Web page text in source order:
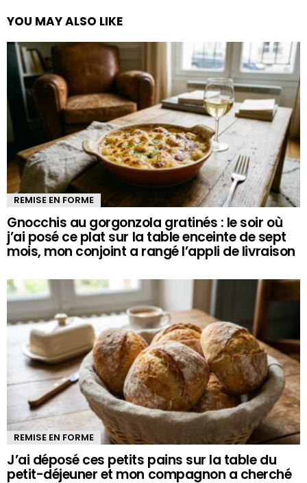
YOU MAY ALSO LIKE
REMISE EN FORME
Gnocchis au gorgonzola gratinés : le soir où
j’ai posé ce plat sur la table enceinte de sept
mois, mon conjoint a rangé l’appli de livraison
REMISE EN FORME
J’ai déposé ces petits pains sur la table du
petit-déjeuner et mon compagnon a cherché